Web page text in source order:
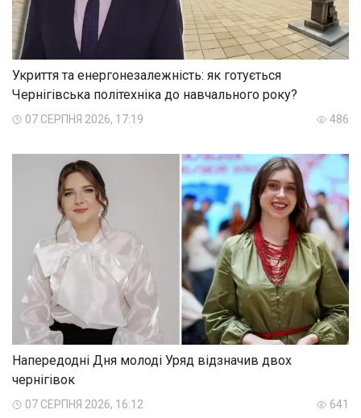
Укриття та енергонезалежність: як готується
Чернігівська політехніка до навчального року?
07 СЕРПНЯ 2026, 17:19 486
Напередодні Дня молоді Уряд відзначив двох
чернігівок
07 СЕРПНЯ 2026, 16:12 641